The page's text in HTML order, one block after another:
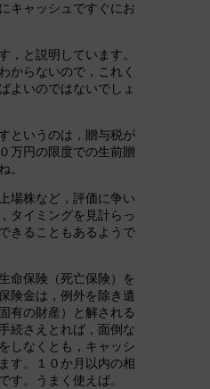
キャッシュですぐにお
，と説明しています。
からないので，これく
よいのではないでしょ
というのは，贈与税が
万円の限度での生前贈
。
場株など，評価に争い
タイミングを見計らっ
きることもあるようで
命保険（死亡保険）を
険金は，例外を除き遺
有の財産）と解される
続さえとれば，面倒な
しなくとも，キャッシ
す。１０か月以内の相
す。うまく使えば。